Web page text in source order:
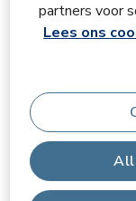
partners voor
Lees ons
een jaar geleden
ene is dit vanaf
iets later. Het
rugleuning
autorit de
deze reden zou